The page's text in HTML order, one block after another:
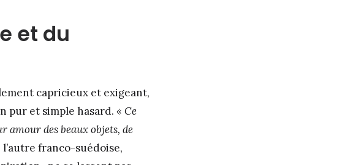
et du
capricieux et exigeant,
pur et simple hasard. « Ce
amour des beaux objets, de
l’autre franco-suédoise,